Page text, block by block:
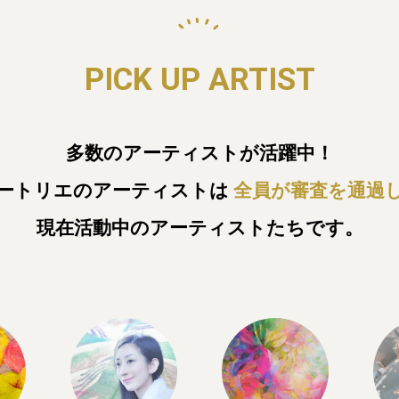
PICK UP ARTIST
多数のアーティストが活躍中！
トリエのアーティストは 全員が審査を通過
現在活動中のアーティストたちです。